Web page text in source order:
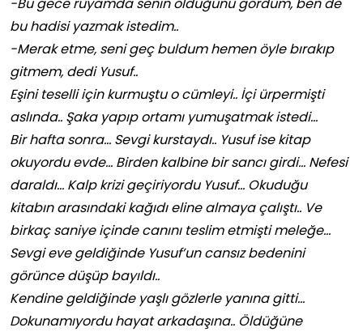
-Bu gece rüyamda senin öldüğünü gördüm, ben de
bu hadisi yazmak istedim..
-Merak etme, seni geç buldum hemen öyle bırakıp
gitmem, dedi Yusuf..
Eşini teselli için kurmuştu o cümleyi.. İçi ürpermişti
aslında.. Şaka yapıp ortamı yumuşatmak istedi…
Bir hafta sonra… Sevgi kurstaydı.. Yusuf ise kitap
okuyordu evde… Birden kalbine bir sancı girdi… Nefesi
daraldı… Kalp krizi geçiriyordu Yusuf… Okuduğu
kitabın arasındaki kağıdı eline almayaçalıştı.. Ve
birkaç saniye içinde canını teslim etmişti meleğe…
Sevgi eve geldiğinde Yusuf’un cansız bedenini
görünce düşüp bayıldı..
Kendine geldiğinde yaşlı gözlerle yanına gitti…
Dokunamıyordu hayat arkadaşına.. Öldüğüne